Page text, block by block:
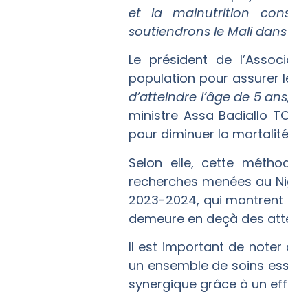
et la malnutrition
soutiendrons le Mali
Le président de
population pour assurer
d’atteindre l’âge de 5
ministre Assa Badiallo
pour diminuer la
Selon elle, cette
recherches menées au
2023-2024, qui
demeure en deçà des
Il est important de noter
un ensemble de soins
synergique grâce à un